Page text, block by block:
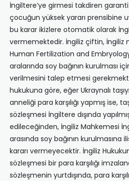
İngiltere’ye girmesi takdiren
çocuğun yüksek yararı prensibine
bu karar ikizlere otomatik olarak
vermemektedir. İngiliz çiftin, İngiliz
Human Fertilization and
aralarında soy bağının kurulması
verilmesini talep etmesi
hukukuna göre, eğer Ukraynalı
anneliği para karşılığı yapmış ise,
sözleşmesi İngiltere dışında
edileceğinden, İngiliz Mahkemesi
arasında soy bağının kurulmasına
kararı vermeyecektir. İngiliz
sözleşmesi bir para karşılığı
sözleşmenin yurtdışında, para